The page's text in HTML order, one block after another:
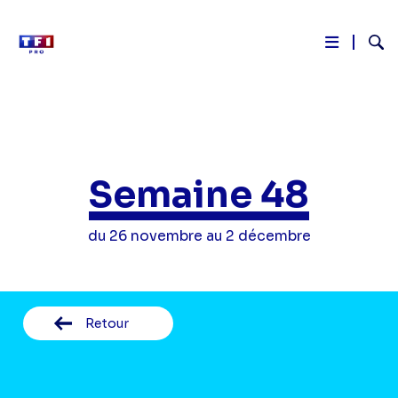
Semaine 48
du 26 novembre au 2 décembre
Retour